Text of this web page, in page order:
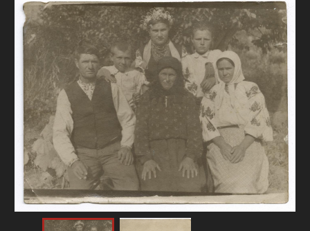
ОНЛАЙН-КРАМНИЦЯ
ПІДТРИМАТИ